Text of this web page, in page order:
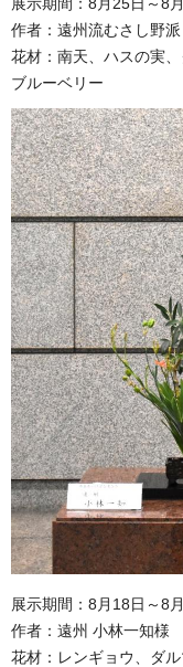
作者：遠州流むさし野
花材：南天、ハスの実
ブルーベリー
展示期間：8月18日～8
作者：遠州 小林一知様
花材：レンギョウ、ダ